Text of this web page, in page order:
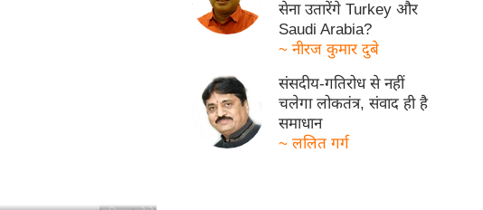
सेना उतारेंगे Turkey और
Saudi Arabia?
~ नीरज कुमार दुबे
संसदीय-गतिरोध से नहीं
चलेगा लोकतंत्र, संवाद ही है
समाधान
~ ललित गर्ग